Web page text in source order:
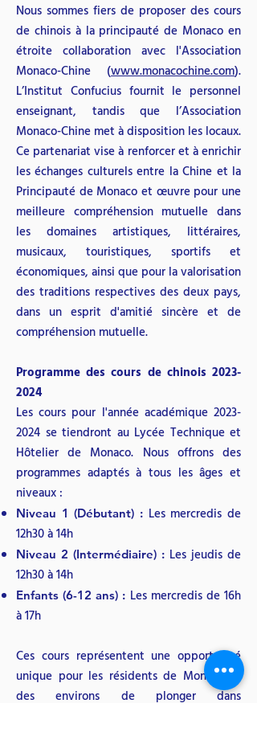
Nous sommes fiers de proposer des cours
de chinois à la principauté de Monaco en
étroite collaboration avec l'Association
Monaco-Chine (www.monacochine.com).
L’Institut Confucius fournit le personnel
enseignant, tandis que l’Association
Monaco-Chine met à disposition les locaux.
Ce partenariat vise à renforcer et à enrichir
les échanges culturels entre la Chine et la
Principauté de Monaco et œuvre pour une
meilleure compréhension mutuelle dans
les domaines artistiques, littéraires,
musicaux, touristiques, sportifs et
économiques, ainsi que pour la valorisation
des traditions respectives des deux pays,
dans un esprit d'amitié sincère et de
compréhension mutuelle.
Programme des cours de chinois 2023-
2024
Les cours pour l'année académique 2023-
2024 se tiendront au Lycée Technique et
Hôtelier de Monaco. Nous offrons des
programmes adaptés à tous les âges et
niveaux :
Niveau 1 (Débutant) : Les mercredis de
12h30 à 14h
Niveau 2 (Intermédiaire) : Les jeudis de
12h30 à 14h
Enfants (6-12 ans) : Les mercredis de 16h
à 17h
Ces cours représentent une opportunité
unique pour les résidents de Monaco et
des environs de plonger dans